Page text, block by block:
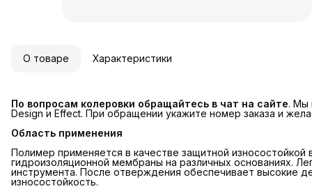
О товаре Характеристики
По вопросам колеровки обращайтесь в чат на сайте. Мы
Design и Effect. При обращении укажите номер заказа и
Область применения
Полимер применяется в качестве защитной
гидроизоляционной мембраны на различных основаниях.
инструмента. После отверждения обеспечивает высокие
износостойкость.